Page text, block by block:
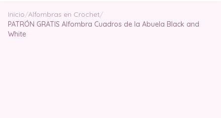
Inicio/Alfombras en Crochet/
PATRÓN GRATIS Alfombra Cuadros de la Abuela Black and
White